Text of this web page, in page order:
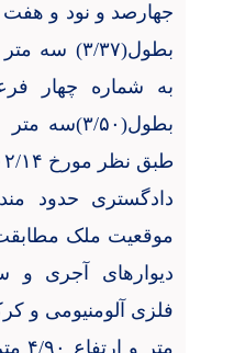
جهارصد و نود و
بطول(۳/۳۷)
به شماره چهار
بطول(۳/۵۰)سه متر
طبق
دادگستری حدود
موقعیت ملک
دیوارهای آجری و